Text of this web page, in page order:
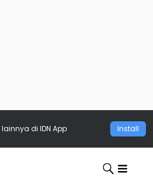
lainnya di IDN App Install